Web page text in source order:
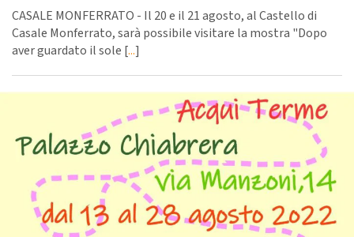
CASALE MONFERRATO - Il 20 e il 21 agosto, al Castello di
Casale Monferrato, sarà possibile visitare la mostra "Dopo
aver guardato il sole [...]